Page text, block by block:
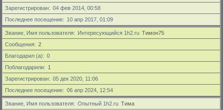
Зарегистрирован
04 фев 2014, 00:58
Последнее посещение
10 апр 2017, 01:09
Звание, Имя пользователя Интересующийся 1h2.ru Тимон75
Сообщения
2
Благодарил (а)
0
Поблагодарили
1
Зарегистрирован
05 дек 2020, 11:06
Последнее посещение
06 апр 2024, 12:54
Звание, Имя пользователя Опытный 1h2.ru Тима